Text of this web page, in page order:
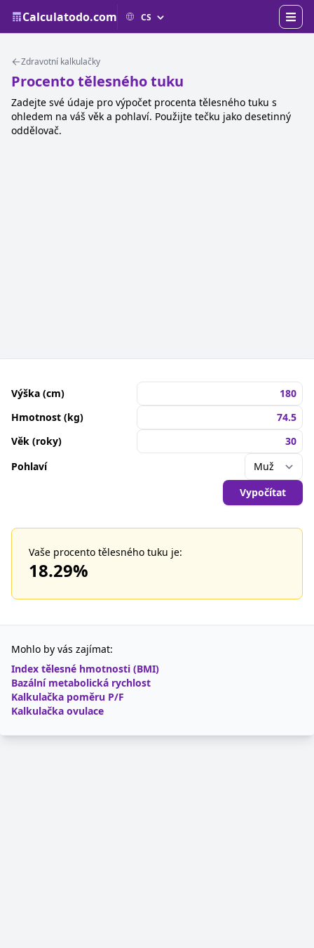
Calculatodo.com
Zdravotní kalkulačky
Procento tělesného tuku
Zadejte své údaje pro výpočet procenta tělesného tuku s
ohledem na váš věk a pohlaví. Použijte tečku jako desetinný
oddělovač.
Výška (cm)
Hmotnost (kg)
Věk (roky)
Pohlaví
Vypočítat
Vaše procento tělesného tuku je:
18.29%
Mohlo by vás zajímat:
Index tělesné hmotnosti (BMI)
Bazální metabolická rychlost
Kalkulačka poměru P/F
Kalkulačka ovulace